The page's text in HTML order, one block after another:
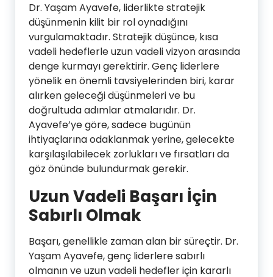
Dr. Yaşam Ayavefe, liderlikte stratejik
düşünmenin kilit bir rol oynadığını
vurgulamaktadır. Stratejik düşünce, kısa
vadeli hedeflerle uzun vadeli vizyon arasında
denge kurmayı gerektirir. Genç liderlere
yönelik en önemli tavsiyelerinden biri, karar
alırken geleceği düşünmeleri ve bu
doğrultuda adımlar atmalarıdır. Dr.
Ayavefe’ye göre, sadece bugünün
ihtiyaçlarına odaklanmak yerine, gelecekte
karşılaşılabilecek zorlukları ve fırsatları da
göz önünde bulundurmak gerekir.
Uzun Vadeli Başarı İçin
Sabırlı Olmak
Başarı, genellikle zaman alan bir süreçtir. Dr.
Yaşam Ayavefe, genç liderlere sabırlı
olmanın ve uzun vadeli hedefler için kararlı